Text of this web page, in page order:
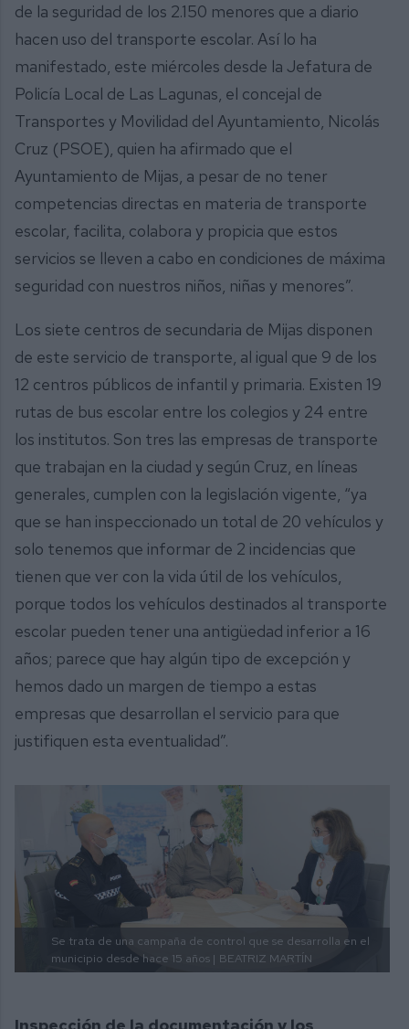
de la seguridad de los 2.150 menores que a diario
hacen uso del transporte escolar. Así lo ha
manifestado, este miércoles desde la Jefatura de
Policía Local de Las Lagunas, el concejal de
Transportes y Movilidad del Ayuntamiento, Nicolás
Cruz (PSOE), quien ha afirmado que el
Ayuntamiento de Mijas, a pesar de no tener
competencias directas en materia de transporte
escolar, facilita, colabora y propicia que estos
servicios se lleven a cabo en condiciones de máxima
seguridad con nuestros niños, niñas y menores”.
Los siete centros de secundaria de Mijas disponen
de este servicio de transporte, al igual que 9 de los
12 centros públicos de infantil y primaria. Existen 19
rutas de bus escolar entre los colegios y 24 entre
los institutos. Son tres las empresas de transporte
que trabajan en la ciudad y según Cruz, en líneas
generales, cumplen con la legislación vigente, “ya
que se han inspeccionado un total de 20 vehículos y
solo tenemos que informar de 2 incidencias que
tienen que ver con la vida útil de los vehículos,
porque todos los vehículos destinados al transporte
escolar pueden tener una antigüedad inferior a 16
años; parece que hay algún tipo de excepción y
hemos dado un margen de tiempo a estas
empresas que desarrollan el servicio para que
justifiquen esta eventualidad”.
Se trata de una campaña de control que se desarrolla en el
municipio desde hace 15 años | BEATRIZ MARTÍN